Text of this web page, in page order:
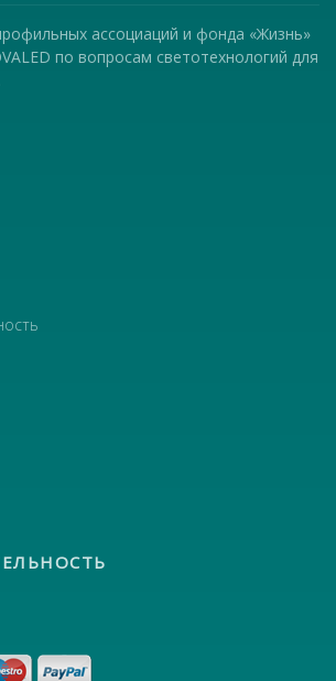
ассоциаций и фонда «Жизнь»
по вопросам светотехнологий для